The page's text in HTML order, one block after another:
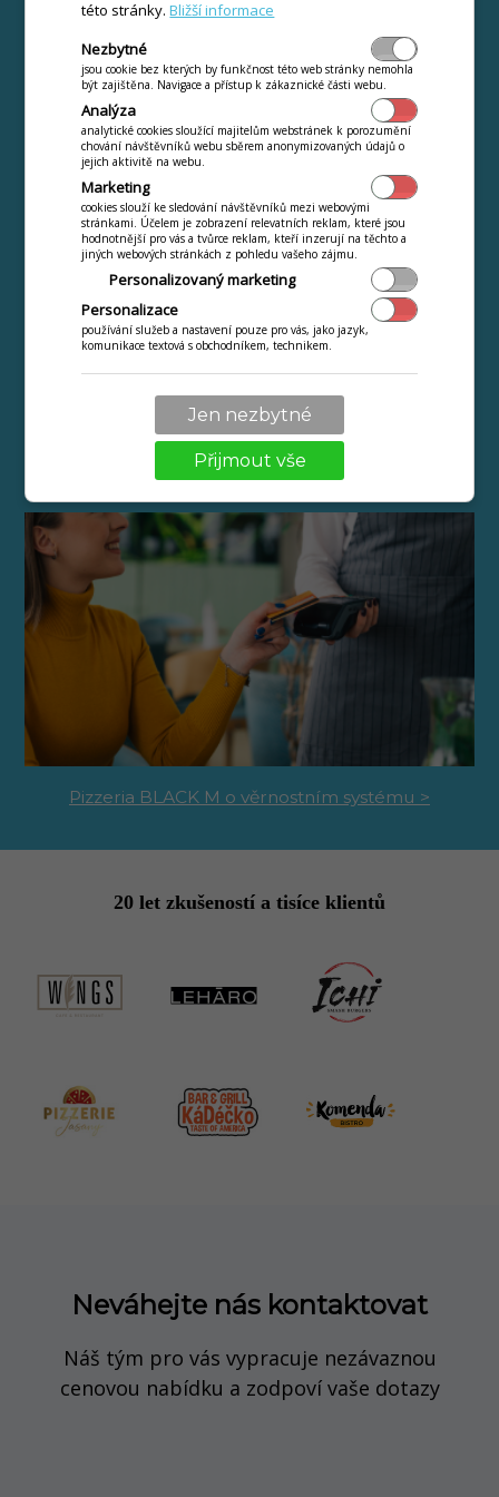
Jak si udržet zákazníky? >
Věrnostní program je víc než kartička >
Pizzeria BLACK M o věrnostním systému >
20 let zkušeností a tisíce klientů
Neváhejte nás kontaktovat
Náš tým pro vás vypracuje nezávaznou
cenovou nabídku a zodpoví vaše dotazy
této stránky.Bližší informace
Nezbytné
jsou cookie bez kterých by funkčnost této web stránky nemohla
být zajištěna. Navigace a přístup k zákaznické části webu.
Analýza
analytické cookies sloužící majitelům webstránek k porozumění
chování návštěvníků webu sběrem anonymizovaných údajů o
jejich aktivitě na webu.
Marketing
cookies slouží ke sledování návštěvníků mezi webovými
stránkami. Účelem je zobrazení relevatních reklam, které jsou
hodnotnější pro vás a tvůrce reklam, kteří inzerují na těchto a
jiných webových stránkách z pohledu vašeho zájmu.
Personalizovaný marketing
Personalizace
používání služeb a nastavení pouze pro vás, jako jazyk,
komunikace textová s obchodníkem, technikem.
Jen nezbytné
Přijmout vše